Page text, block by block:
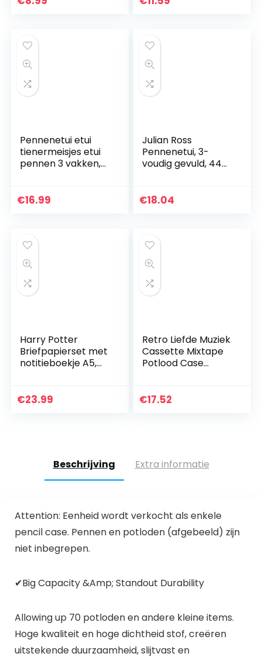
Pennenetui etui
tienermeisjes etui
pennen 3 vakken,
school & kantoor
€16.99
Julian Ross
Pennenetui, 3-
voudig gevuld, 44
€18.04
Harry Potter
Briefpapierset met
notitieboekje A5,
schrijfsets voor
€23.99
Retro Liefde Muziek
Cassette Mixtape
Potlood Case
Capaciteit Pen
€17.52
Beschrijving Extra informatie
Attention: Eenheid wordt verkocht als enkele
pencil case. Pennen en potloden (afgebeeld) zijn
niet inbegrepen.
✔Big Capacity &Amp; Standout Durability
Allowing up 70 potloden en andere kleine items.
Hoge kwaliteit en hoge dichtheid stof, creëren
uitstekende duurzaamheid, slijtvast en